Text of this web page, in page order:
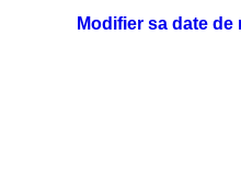
Modifier sa date